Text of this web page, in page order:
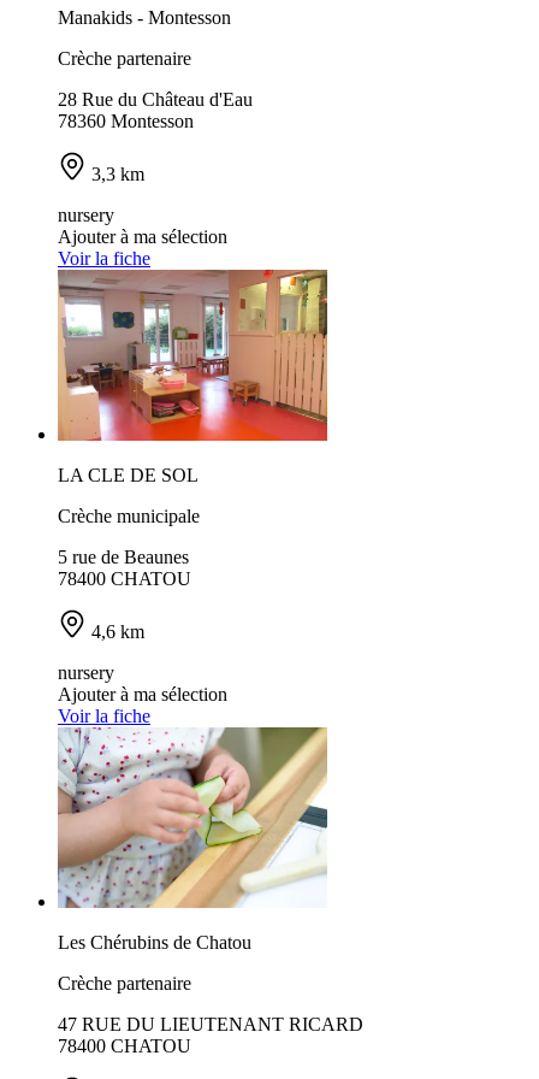
Manakids - Montesson
Crèche partenaire
28 Rue du Château d'Eau
78360 Montesson
3,3 km
nursery
Ajouter à ma sélection
Voir la fiche
LA CLE DE SOL
Crèche municipale
5 rue de Beaunes
78400 CHATOU
4,6 km
nursery
Ajouter à ma sélection
Voir la fiche
Les Chérubins de Chatou
Crèche partenaire
47 RUE DU LIEUTENANT RICARD
78400 CHATOU